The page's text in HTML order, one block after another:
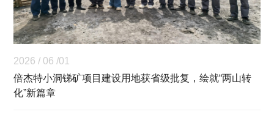
2026 / 06 /01
倍杰特小洞锑矿项目建设用地获省级批复，绘就“两山转
化”新篇章